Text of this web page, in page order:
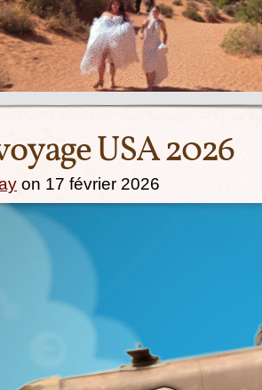
USA 2026
on 17 février 2026